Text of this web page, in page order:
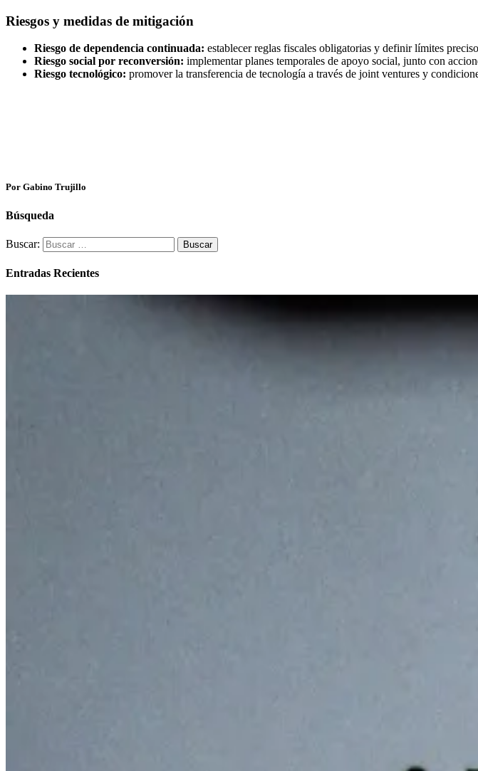
Riesgos y medidas de mitigación
Riesgo de dependencia continuada: establecer reglas fiscales obligatorias y definir límites
Riesgo social por reconversión: implementar planes temporales de apoyo social, junto con
Riesgo tecnológico: promover la transferencia de tecnología a través de joint ventures y
Por Gabino Trujillo
Búsqueda
Buscar:
Entradas Recientes